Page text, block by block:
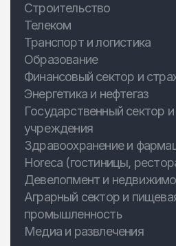
Строительство
Телеком
Транспорт и логистика
Образование
Финансовый сектор и
Энергетика и нефтегаз
Государственный сектор
учреждения
Здравоохранение и
Horeca (гостиницы,
Девелопмент и
Аграрный сектор и
промышленность
Медиа и развлечения